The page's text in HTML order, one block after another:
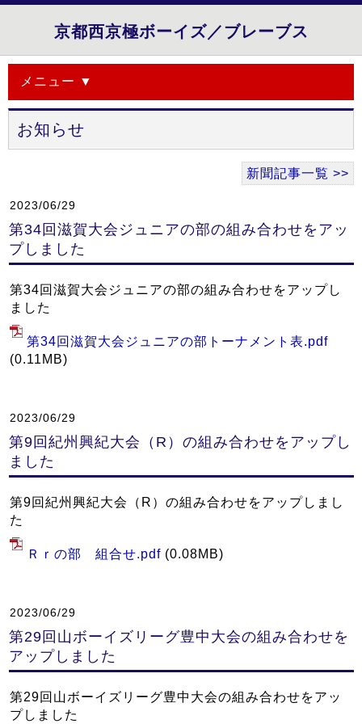
京都西京極ボーイズ／ブレーブス
メニュー ▼
お知らせ
新聞記事一覧 >>
2023/06/29
第34回滋賀大会ジュニアの部の組み合わせをアッ
プしました
第34回滋賀大会ジュニアの部の組み合わせをアップし
ました
第34回滋賀大会ジュニアの部トーナメント表.pdf
(0.11MB)
2023/06/29
第9回紀州興紀大会（R）の組み合わせをアップし
ました
第9回紀州興紀大会（R）の組み合わせをアップしまし
た
Ｒｒの部 組合せ.pdf (0.08MB)
2023/06/29
第29回山ボーイズリーグ豊中大会の組み合わせを
アップしました
第29回山ボーイズリーグ豊中大会の組み合わせをアッ
プしました